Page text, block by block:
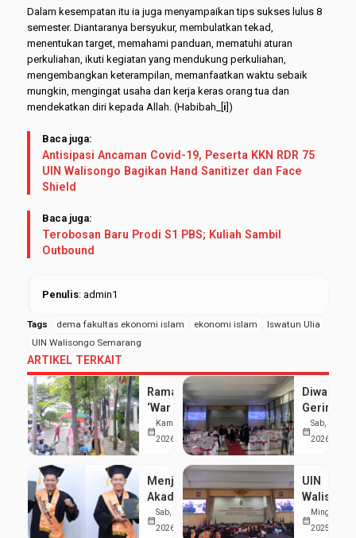
Dalam kesempatan itu ia juga menyampaikan tips sukses lulus 8
semester. Diantaranya bersyukur, membulatkan tekad,
menentukan target, memahami panduan, mematuhi aturan
perkuliahan, ikuti kegiatan yang mendukung perkuliahan,
mengembangkan keterampilan, memanfaatkan waktu sebaik
mungkin, mengingat usaha dan kerja keras orang tua dan
mendekatkan diri kepada Allah. (Habibah_[ i ])
Baca juga:
Antisipasi Ancaman Covid-19, Peserta KKN RDR 75
UIN Walisongo Bagikan Hand Sanitizer dan Face
Shield
Baca juga:
Terobosan Baru Prodi S1 PBS; Kuliah Sambil
Outbound
Penulis: admin1
Tags dema fakultas ekonomi islam ekonomi islam
Iswatun Ulia
UIN Walisongo Semarang
ARTIKEL TERKAIT
Ramai
‘War Takjil’
di Sekitar
Kampus 3
Walisongo:
Mahasiswa
Hemat
UMKM
Merapat
calendar_month
Kam, 19 Mar
2026
Diwarnai
Gerimis,
UIN
pada
Wisuda
Periode
calendar_month
Sab, 7 Feb
2026
Menjaga
Akademik
di Tengah
Organisasi,
calendar_month
Sab, 7 Feb
2026
UIN
Gelar
Wisuda
calendar_month
Ming, 2 Nov
2025